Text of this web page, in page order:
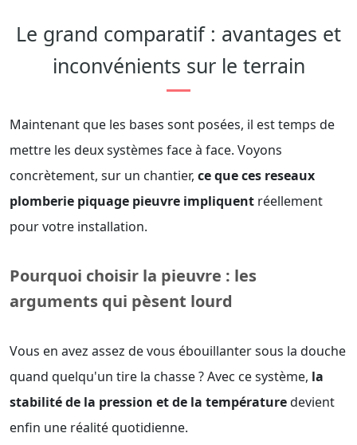
Le grand comparatif : avantages et
inconvénients sur le terrain
Maintenant que les bases sont posées, il est temps de
mettre les deux systèmes face à face. Voyons
concrètement, sur un chantier, ce que ces reseaux
plomberie piquage pieuvre impliquent réellement
pour votre installation.
Pourquoi choisir la pieuvre : les
arguments qui pèsent lourd
Vous en avez assez de vous ébouillanter sous la douche
quand quelqu'un tire la chasse ? Avec ce système, la
stabilité de la pression et de la températuredevient
enfin une réalité quotidienne.